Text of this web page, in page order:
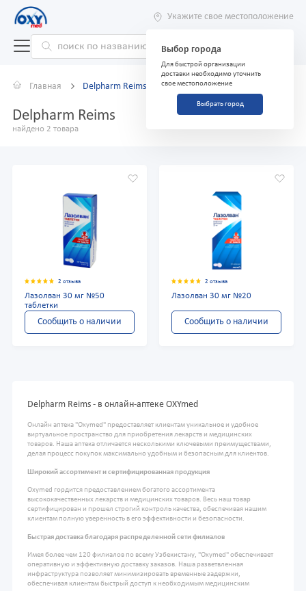
Укажите свое местоположение
Выбор города
Для быстрой организации
доставки необходимо уточнить
свое местоположение
Выбрать город
Главная Delpharm Reims
Delpharm Reims
найдено 2 товара
2 отзыва
Лазолван 30 мг №50
таблетки
Сообщить о наличии
2 отзыва
Лазолван 30 мг №20
Сообщить о наличии
Delpharm Reims - в онлайн-аптеке OXYmed
Онлайн аптека "Oxymed" предоставляет клиентам уникальное и удобное
виртуальное пространство для приобретения лекарств и медицинских
товаров. Наша аптека отличается несколькими ключевыми преимуществами,
делая процесс покупок максимально удобным и безопасным для клиентов.
Широкий ассортимент и сертифицированная продукция
Oxymed гордится предоставлением богатого ассортимента
высококачественных лекарств и медицинских товаров. Весь наш товар
сертифицирован и прошел строгий контроль качества, обеспечивая нашим
клиентам полную уверенность в его эффективности и безопасности.
Быстрая доставка благодаря распределенной сети филиалов
Имея более чем 120 филиалов по всему Узбекистану, "Oxymed" обеспечивает
оперативную и эффективную доставку заказов. Наша разветвленная
инфраструктура позволяет минимизировать временные задержки,
обеспечивая клиентам быстрый доступ к необходимым медицинским